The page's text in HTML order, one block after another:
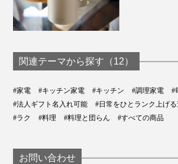
関連テーマから探す（12）
#家電 #キッチン家電 #キッチン #調理家電
#
#法人ギフト名入れ可能
#日常をひとランク上げ
#ラク
#料理 #料理と団らん #すべての商品
お問い合わせ